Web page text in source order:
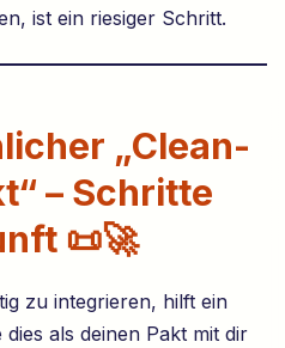
ist ein riesiger Schritt.
„Clean-
– Schritte
📜🚀
zu integrieren, hilft ein
als deinen Pakt mit dir